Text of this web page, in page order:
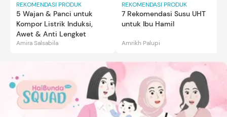
REKOMENDASI PRODUK
5 Wajan & Panci untuk
Kompor Listrik Induksi,
Awet & Anti Lengket
Amira Salsabila
REKOMENDASI PRODUK
7 Rekomendasi Susu UHT
untuk Ibu Hamil
Amrikh Palupi